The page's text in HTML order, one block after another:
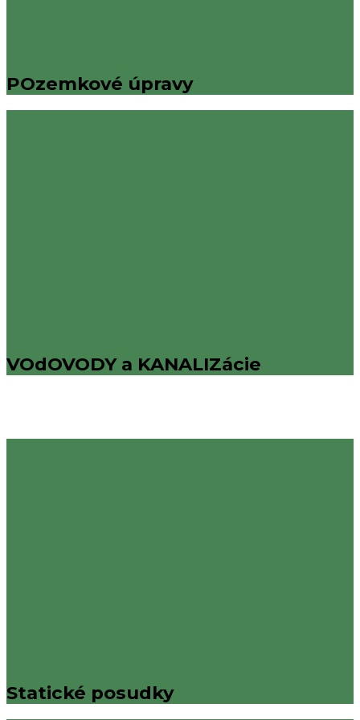
POzemkové úpravy
VOdOVODY a KANALIZácie
Statické posudky